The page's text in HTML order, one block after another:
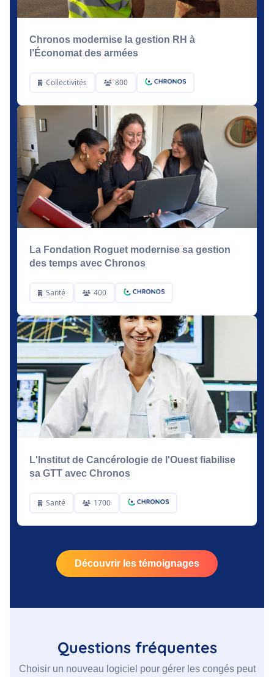
Chronos modernise la gestion RH à
l’Économat des armées
Collectivités 800
La Fondation Roguet modernise sa gestion
des temps avec Chronos
Santé 400
L'Institut de Cancérologie de l'Ouest fiabilise
sa GTT avec Chronos
Santé 1700
Découvrir les témoignages
Questions fréquentes
Choisir un nouveau logiciel pour gérer les congés peut